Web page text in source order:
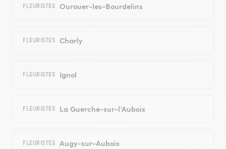
FLEURISTES Ourouer-les-Bourdelins
FLEURISTES Charly
FLEURISTES Ignol
FLEURISTES La Guerche-sur-l’Aubois
FLEURISTES Augy-sur-Aubois